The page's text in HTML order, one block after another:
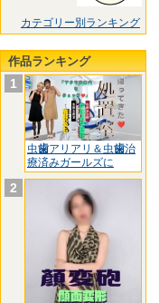
カテゴリー別ランキング
作品ランキング
1
虫歯アリアリ＆虫歯治
療済みガールズに
2